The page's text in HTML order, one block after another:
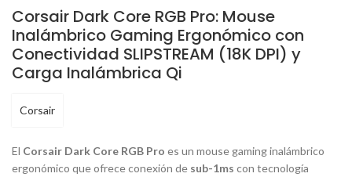
Corsair Dark Core RGB Pro: Mouse
Inalámbrico Gaming Ergonómico con
Conectividad SLIPSTREAM (18K DPI) y
Carga Inalámbrica Qi
Corsair
El Corsair Dark Core RGB Pro es un mouse gaminginalámbrico
ergonómico que ofrece conexión de sub-1ms con tecnología